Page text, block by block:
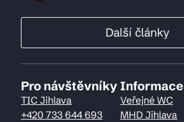
Další články
Pro návštěvníky
TIC Jihlava
+420 733 644 693
Informace
Veřejné WC
MHD Jihlava